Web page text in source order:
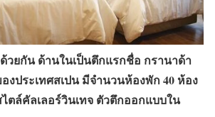
วยกัน ด้านในเป็นตึกแรกชื่อ กรานาด้า
งประเทศสเปน มีจำนวนห้องพัก 40 ห้อง
ตล์คัลเลอร์วินเทจ ตัวตึกออกแบบใน